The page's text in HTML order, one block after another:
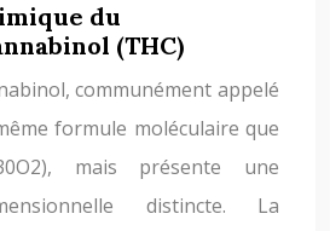
du
(THC)
communément appelé
formule moléculaire que
mais présente une
distincte. La